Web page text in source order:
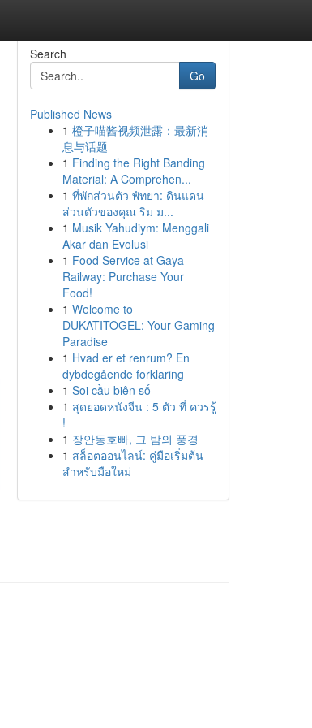
Search
Go
Published News
1 橙子喵酱视频泄露：最新消
息与话题
1 Finding the Right Banding
Material: A Comprehen...
1 ที่พักส่วนตัว พัทยา: ดินแดน
ส่วนตัวของคุณ ริม ม...
1 Musik Yahudiym: Menggali
Akar dan Evolusi
1 Food Service at Gaya
Railway: Purchase Your
Food!
1 Welcome to
DUKATITOGEL: Your Gaming
Paradise
1 Hvad er et renrum? En
dybdegående forklaring
1 Soi cầu biên số
1 สุดยอดหนังจีน : 5 ตัว ที่ ควรรู้
!
1 장안동호빠, 그 밤의 풍경
1 สล็อตออนไลน์: คู่มือเริ่มต้น
สำหรับมือใหม่